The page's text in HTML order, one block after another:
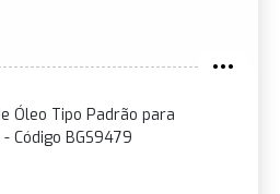
Óleo Tipo Padrão para
Código BGS9479